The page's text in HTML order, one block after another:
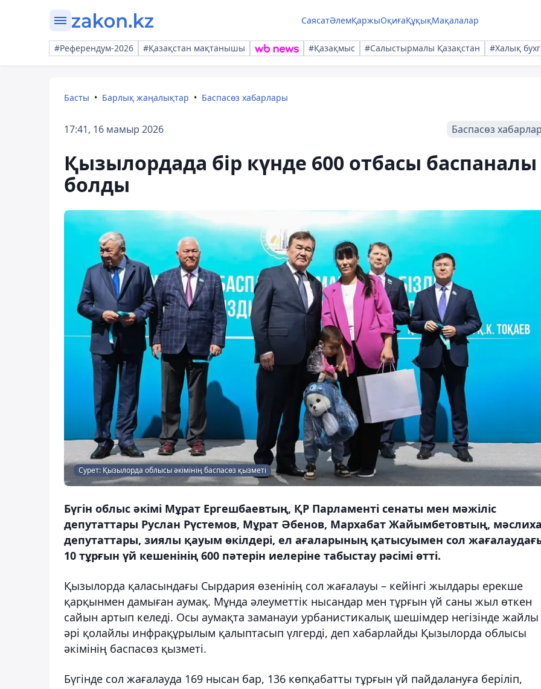
СаясатӘлемҚаржыОқиғаҚұқықМақалалар
#Референдум-2026 #Қазақстан мақтанышы #Қазақмыс #Салыстырмалы Қазақстан #Халық
Басты Барлық жаңалықтар Баспасөз хабарлары
17:41, 16 мамыр 2026 Баспасөз
Қызылордада бір күнде 600 отбасы баспаналы
болды
Сурет: Қызылорда облысы әкімінің баспасөз қызметі
Бүгін облыс әкімі Мұрат Ергешбаевтың, ҚР Парламенті сенаты мен мәжіліс
депутаттары Руслан Рүстемов, Мұрат Әбенов, Мархабат Жайымбетовтың,
депутаттары, зиялы қауым өкілдері, ел ағаларының қатысуымен сол
10 тұрғын үй кешенінің 600 пәтерін иелеріне табыстау рәсімі өтті.
Қызылорда қаласындағы Сырдария өзенінің сол жағалауы – кейінгі жылдары ерекше
қарқынмен дамыған аумақ. Мұнда әлеуметтік нысандар мен тұрғын үй саны жыл өткен
сайын артып келеді. Осы аумақта заманауи урбанистикалық шешімдер негізінде жайлы
әрі қолайлы инфрақұрылым қалыптасып үлгерді, деп хабарлайды Қызылорда облысы
әкімінің баспасөз қызметі.
Бүгінде сол жағалауда 169 нысан бар, 136 көпқабатты тұрғын үй пайдалануға беріліп,